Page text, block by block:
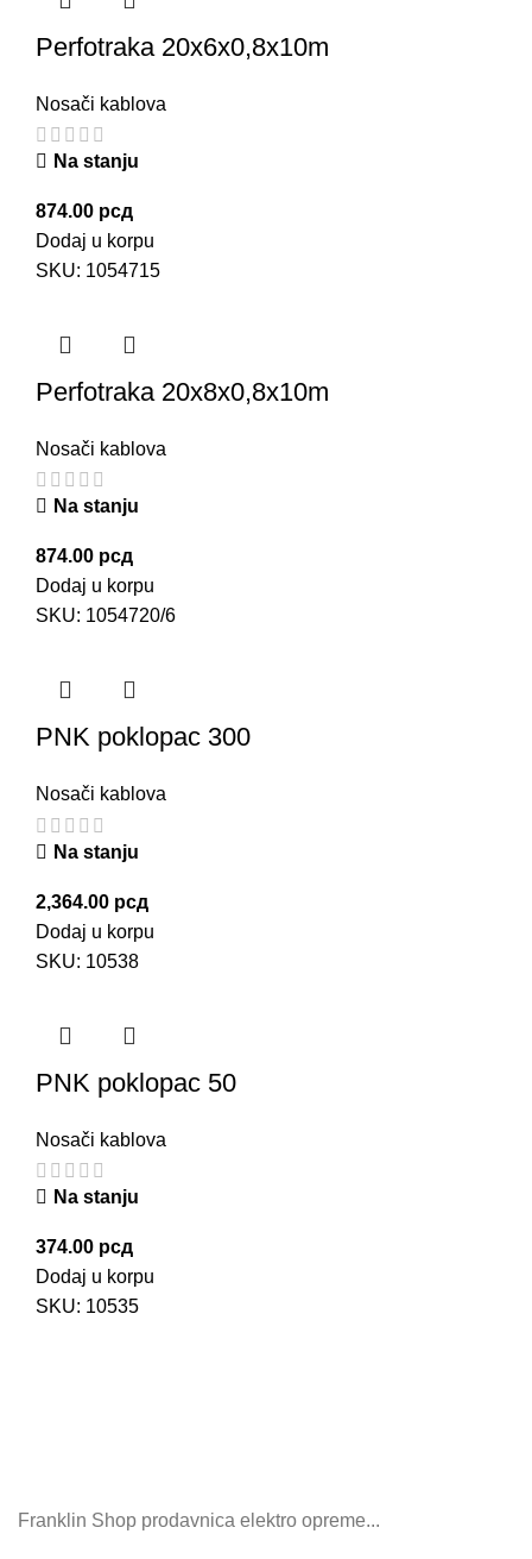
Perfotraka 20x6x0,8x10m
Nosači kablova
Na stanju
874.00 рсд
Dodaj u korpu
SKU: 1054715
Perfotraka 20x8x0,8x10m
Nosači kablova
Na stanju
874.00 рсд
Dodaj u korpu
SKU: 1054720/6
PNK poklopac 300
Nosači kablova
Na stanju
2,364.00 рсд
Dodaj u korpu
SKU: 10538
PNK poklopac 50
Nosači kablova
Na stanju
374.00 рсд
Dodaj u korpu
SKU: 10535
Franklin Shop prodavnica elektro opreme...